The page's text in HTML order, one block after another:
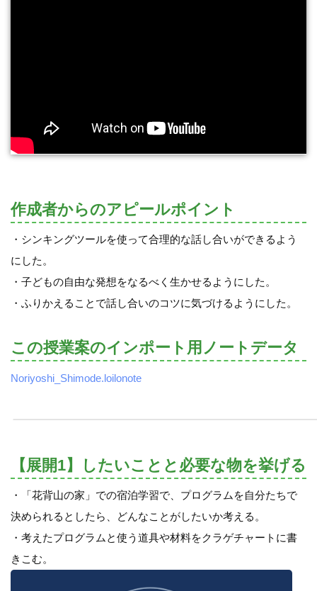
作成者からのアピールポイント
・シンキングツールを使って合理的な話し合いができるよう
にした。
・子どもの自由な発想をなるべく生かせるようにした。
・ふりかえることで話し合いのコツに気づけるようにした。
この授業案のインポート用ノートデータ
Noriyoshi_Shimode.loilonote
【展開1】したいことと必要な物を挙げる
・「花背山の家」での宿泊学習で、プログラムを自分たちで
決められるとしたら、どんなことがしたいか考える。
・考えたプログラムと使う道具や材料をクラゲチャートに書
きこむ。